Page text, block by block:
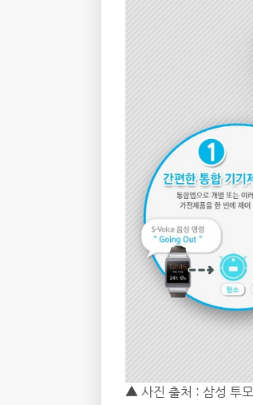
▲ 사진 출처 : 삼성 투